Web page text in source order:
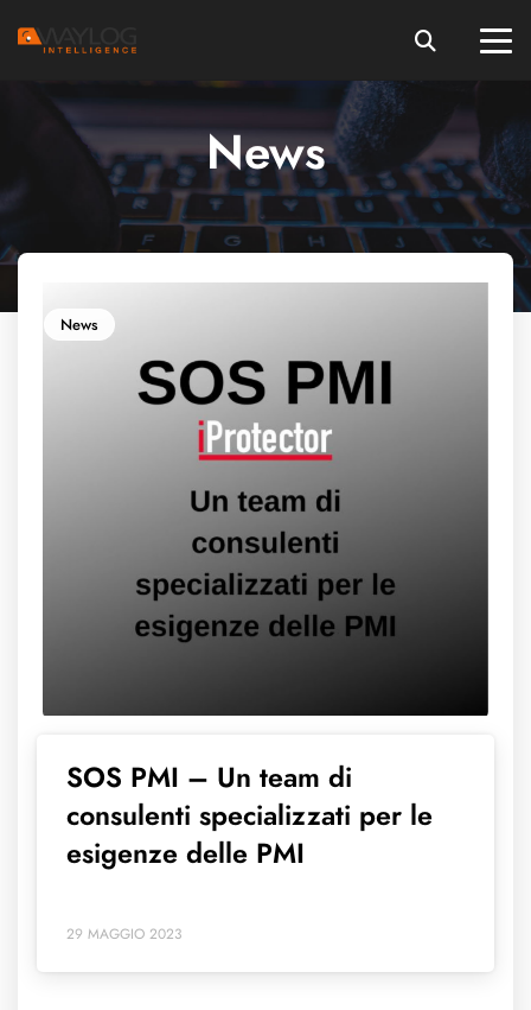
News
News
SOS PMI – Un team di
consulenti specializzati per le
esigenze delle PMI
29 MAGGIO 2023